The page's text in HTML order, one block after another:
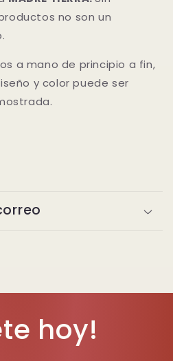
no son un
a mano de principio a fin,
y color puede ser
hoy!